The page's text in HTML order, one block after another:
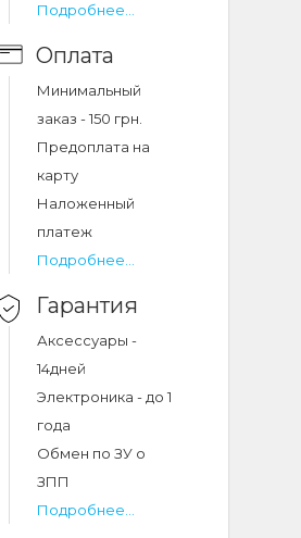
Подробнее...
Оплата
Минимальный
заказ - 150 грн.
Предоплата на
карту
Наложенный
платеж
Подробнее...
Гарантия
Аксессуары -
14дней
Электроника - до 1
года
Обмен по ЗУ о
ЗПП
Подробнее...